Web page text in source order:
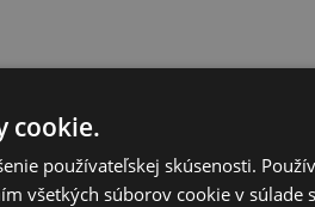
cookie.
používateľskej skúsenosti.
všetkých súborov cookie v súlade